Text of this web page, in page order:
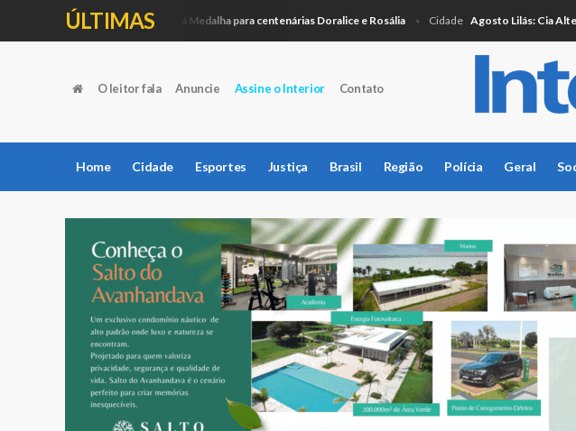
ÚLTIMAS
Câmara entregará Medalha para centenárias Doralice e Rosália Cidade Agosto Lilás: Cia
O leitor fala Anuncie Assine o Interior Contato
Home Cidade Esportes Justiça Brasil Região Polícia Geral